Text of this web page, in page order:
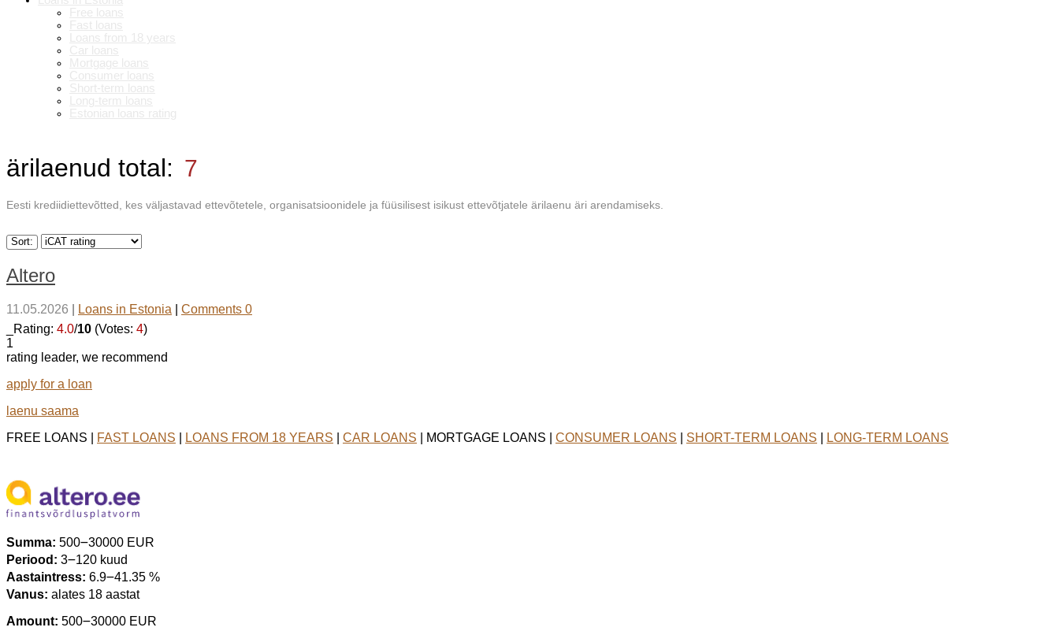
ärilaenud total: 7
Eesti krediidiettevõtted, kes väljastavad ettevõtetele, organisatsioonidele ja füüsilisest isikust ettevõtjatele ärilaenu äri arendamiseks.
Sort:
Altero
11.05.2026 Loans in Estonia
Comments 0
_Rating: 4.0/10 (Votes: 4)
1
rating leader, we recommend
apply for a loan
laenu saama
FREE LOANS |
FAST LOANS LOANS FROM 18 YEARS CAR LOANS | MORTGAGE LOANS | CONSUMER LOANS SHORT-TERM LOANS LONG-TERM LOANS
Summa: 500౼30000 EUR
Periood: 3౼120 kuud
Aastaintress: 6.9౼41.35 %
Vanus: alates 18 aastat
Amount: 500౼30000 EUR